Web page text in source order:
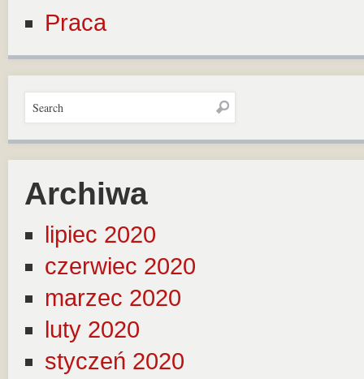
Praca
Archiwa
lipiec 2020
czerwiec 2020
marzec 2020
luty 2020
styczeń 2020